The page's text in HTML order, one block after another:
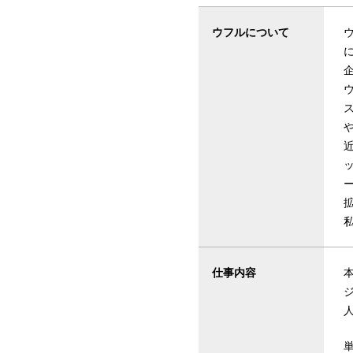
ウフルについて
仕事内容